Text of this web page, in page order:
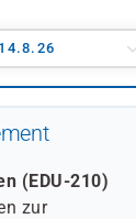
(EDU-210)
zur